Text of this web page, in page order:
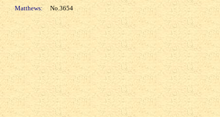
Matthews: No.3654